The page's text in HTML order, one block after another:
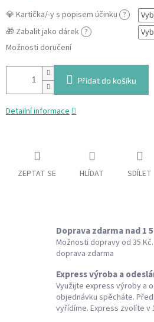
💎 Kartička/-y s popisem účinku ?
🎁 Zabalit jako dárek ?
Možnosti doručení
Přidat do košíku
Detailní informace
ZEPTAT SE HLÍDAT SDÍLET
Doprava zdarma nad 1
Možnosti dopravy od 35
doprava zdarma
Express výroba a
Využijte express výroby a
objednávku spěcháte.
vyřídíme. Express zvolíte v